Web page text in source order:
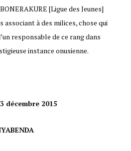
[Ligue des Jeunes]
associant à des milices, chose qui
responsable de ce rang dans
instance onusienne.
décembre 2015